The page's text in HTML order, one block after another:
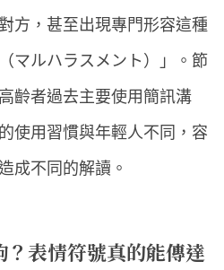
方，甚至出現專門形容這種
マルハラスメント）」。節
齡者過去主要使用簡訊溝
使用習慣與年輕人不同，容
成不同的解讀。
表情符號真的能傳達